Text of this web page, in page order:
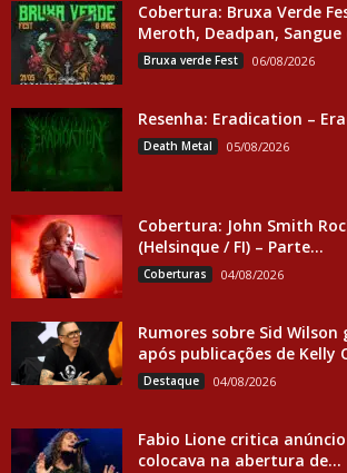
Cobertura: Bruxa Verde
Meroth, Deadpan, Sangue
Bruxa verde Fest 06/08/2026
Resenha: Eradication –
Death Metal 05/08/2026
Cobertura: John Smith
(Helsinque / FI) – Parte...
Coberturas 04/08/2026
Rumores sobre Sid
após publicações de Kelly
Destaque 04/08/2026
Fabio Lione critica
colocava na abertura de...